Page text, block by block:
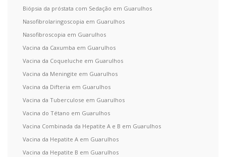
Biópsia da próstata com Sedação em Guarulhos
Nasofibrolaringoscopia em Guarulhos
Nasofibroscopia em Guarulhos
Vacina da Caxumba em Guarulhos
Vacina da Coqueluche em Guarulhos
Vacina da Meningite em Guarulhos
Vacina da Difteria em Guarulhos
Vacina da Tuberculose em Guarulhos
Vacina do Tétano em Guarulhos
Vacina Combinada da Hepatite A e B em Guarulhos
Vacina da Hepatite A em Guarulhos
Vacina da Hepatite B em Guarulhos